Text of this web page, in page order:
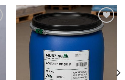
Add to
wishlist